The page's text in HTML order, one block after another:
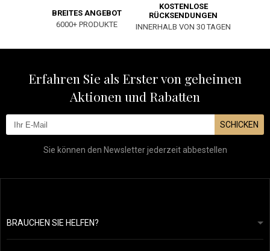
BREITES ANGEBOT
6000+ PRODUKTE
KOSTENLOSE
RÜCKSENDUNGEN
INNERHALB VON 30 TAGEN
Erfahren Sie als Erster von geheimen
Aktionen und Rabatten
SCHICKEN
Sie können den Newsletter jederzeit abbestellen
BRAUCHEN SIE HELFEN?
info@mapeja.de
Wir werden innerhalb von 24 Stunden antworten.
Allgemeine geschäftsbedingungen